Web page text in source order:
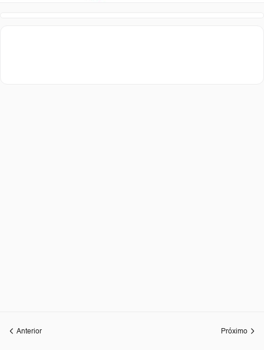
Anterior Próximo